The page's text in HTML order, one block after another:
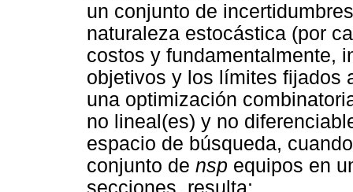
un conjunto de
naturaleza estocástica (por
costos y fundamentalmente,
objetivos y los límites fijados
una optimización
no lineal(es) y no
espacio de búsqueda,
conjunto de nsp equipos en
secciones, resulta: